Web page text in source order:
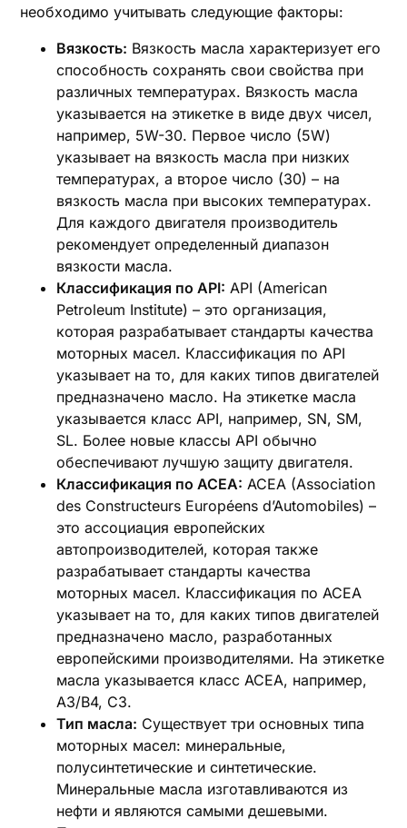
необходимо учитывать следующие факторы:
Вязкость: Вязкость масла характеризует его
способность сохранять свои свойства при
различных температурах. Вязкость масла
указывается на этикетке в виде двух чисел,
например, 5W-30. Первое число (5W)
указывает на вязкость масла при низких
температурах, а второе число (30) – на
вязкость масла при высоких температурах.
Для каждого двигателя производитель
рекомендует определенный диапазон
вязкости масла.
Классификация по API: API (American
Petroleum Institute) – это организация,
которая разрабатывает стандарты качества
моторных масел. Классификация по API
указывает на то, для каких типов двигателей
предназначено масло. На этикетке масла
указывается класс API, например, SN, SM,
SL. Более новые классы API обычно
обеспечивают лучшую защиту двигателя.
Классификация по ACEA: ACEA (Association
des Constructeurs Européens d’Automobiles) –
это ассоциация европейских
автопроизводителей, которая также
разрабатывает стандарты качества
моторных масел. Классификация по ACEA
указывает на то, для каких типов двигателей
предназначено масло, разработанных
европейскими производителями. На этикетке
масла указывается класс ACEA, например,
A3/B4, C3.
Тип масла: Существует три основных типа
моторных масел: минеральные,
полусинтетические и синтетические.
Минеральные масла изготавливаются из
нефти и являются самыми дешевыми.